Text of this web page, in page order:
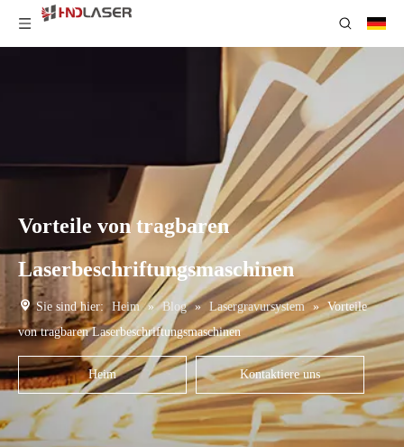
Vorteile von tragbaren
Laserbeschriftungsmaschinen
Sie sind hier: Heim » Blog » Lasergravursystem » Vorteile
von tragbaren Laserbeschriftungsmaschinen
Heim Kontaktiere uns